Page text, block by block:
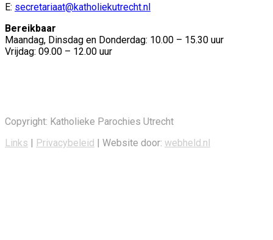
E: secretariaat@katholiekutrecht.nl
Bereikbaar
Maandag, Dinsdag en Donderdag: 10.00 – 15.30 uur
Vrijdag: 09.00 – 12.00 uur
Copyright: Katholieke Parochies Utrecht
Links | Privacybeleid | Website door: webheld.nl